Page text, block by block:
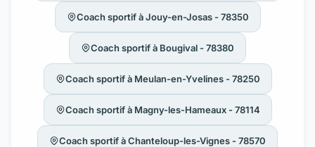
Coach sportif à Jouy-en-Josas - 78350
Coach sportif à Bougival - 78380
Coach sportif à Meulan-en-Yvelines - 78250
Coach sportif à Magny-les-Hameaux - 78114
Coach sportif à Chanteloup-les-Vignes - 78570